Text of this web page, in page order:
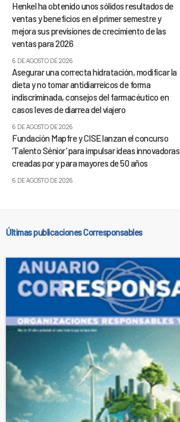
Henkel ha obtenido unos sólidos resultados de
ventas y beneficios en el primer semestre y
mejora sus previsiones de crecimiento de las
ventas para 2026
6 DE AGOSTO DE 2026
Asegurar una correcta hidratación, modificar la
dieta y no tomar antidiarreicos de forma
indiscriminada, consejos del farmacéutico en
casos leves de diarrea del viajero
6 DE AGOSTO DE 2026
Fundación Mapfre y CISE lanzan el concurso
‘Talento Sénior’ para impulsar ideas innovadoras
creadas por y para mayores de 50 años
6 DE AGOSTO DE 2026
Últimas publicaciones Corresponsables